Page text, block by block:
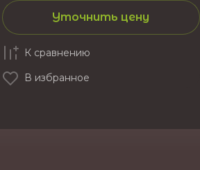
Уточнить цену
К сравнению
В избранное